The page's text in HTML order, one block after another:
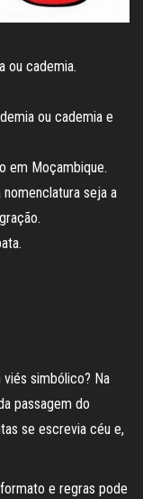
ou cademia.
ou cademia e
em Moçambique.
seja a
simbólico? Na
passagem do
se escrevia céu e,
e regras pode